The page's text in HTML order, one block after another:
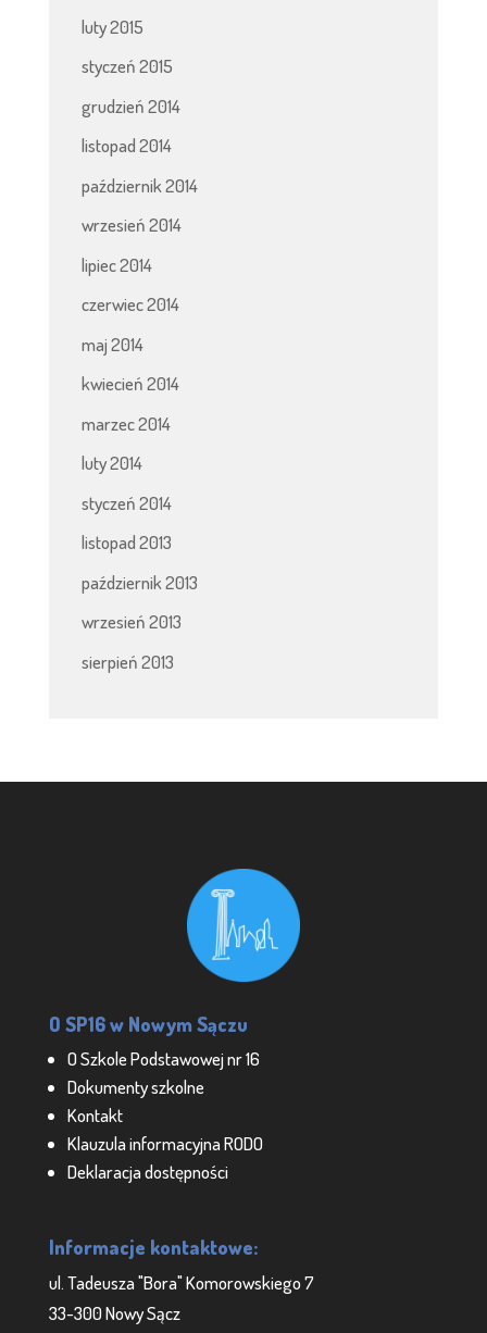
luty 2015
styczeń 2015
grudzień 2014
listopad 2014
październik 2014
wrzesień 2014
lipiec 2014
czerwiec 2014
maj 2014
kwiecień 2014
marzec 2014
luty 2014
styczeń 2014
listopad 2013
październik 2013
wrzesień 2013
sierpień 2013
O SP16 w Nowym Sączu
O Szkole Podstawowej nr 16
Dokumenty szkolne
Kontakt
Klauzula informacyjna RODO
Deklaracja dostępności
Informacje kontaktowe:
ul. Tadeusza "Bora" Komorowskiego 7
33-300 Nowy Sącz